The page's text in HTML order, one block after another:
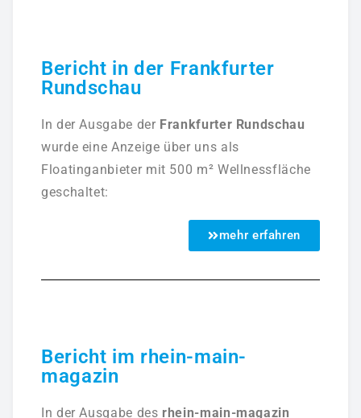
Bericht in der Frankfurter
Rundschau
In der Ausgabe der Frankfurter Rundschau
wurde eine Anzeige über uns als
Floatinganbieter mit 500 m² Wellnessfläche
geschaltet:
mehr erfahren
Bericht im rhein-main-
magazin
In der Ausgabe des rhein-main-magazin